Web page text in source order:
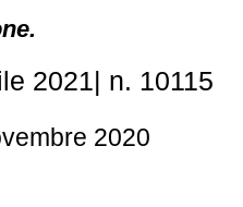
2021| n. 10115
2020